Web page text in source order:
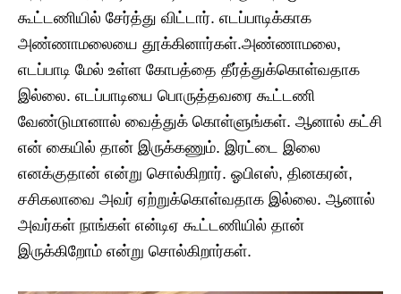
கூட்டணியில் சேர்த்து விட்டார். எடப்பாடிக்காக
அண்ணாமலையை தூக்கினார்கள்.அண்ணாமலை,
எடப்பாடி மேல் உள்ள கோபத்தை தீர்த்துக்கொள்வதாக
இல்லை. எடப்பாடியை பொருத்தவரை கூட்டணி
வேண்டுமானால் வைத்துக் கொள்ளுங்கள். ஆனால் கட்சி
என் கையில் தான் இருக்கணும். இரட்டை இலை
எனக்குதான் என்று சொல்கிறார். ஓபிஎஸ், தினகரன்,
சசிகலாவை அவர் ஏற்றுக்கொள்வதாக இல்லை. ஆனால்
அவர்கள் நாங்கள் என்டிஏ கூட்டணியில் தான்
இருக்கிறோம் என்று சொல்கிறார்கள்.